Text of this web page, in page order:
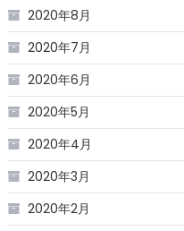
2020年8月
2020年7月
2020年6月
2020年5月
2020年4月
2020年3月
2020年2月